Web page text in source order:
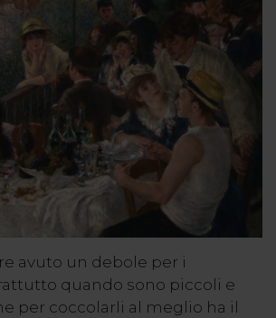
avuto un debole per i
quando sono piccoli e
per coccolarli al meglio ha il